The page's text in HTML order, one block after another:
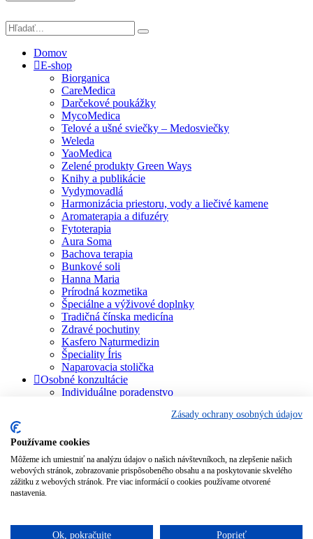
Domov
E-shop
Biorganica
CareMedica
Darčekové poukážky
MycoMedica
Telové a ušné sviečky – Medosviečky
Weleda
YaoMedica
Zelené produkty Green Ways
Knihy a publikácie
Vydymovadlá
Harmonizácia priestoru, vody a liečivé kamene
Aromaterapia a difuzéry
Fytoterapia
Aura Soma
Bachova terapia
Bunkové soli
Hanna Maria
Prírodná kozmetika
Špeciálne a výživové doplnky
Tradičná čínska medicína
Zdravé pochutiny
Kasfero Naturmedizin
Špeciality Íris
Naparovacia stolička
Osobné konzultácie
Individuálne poradenstvo
Aromaterapia
Homeopatia
Individuálna a partnerská numerológia
Numerológia – kľúč života
Blog
Zásady ochrany osobných údajov
Používame cookies
Môžeme ich umiestniť na analýzu údajov o našich návštevníkoch, na zlepšenie našich
webových stránok, zobrazovanie prispôsobeného obsahu a na poskytovanie skvelého
zážitku z webových stránok. Pre viac informácií o cookies používame otvorené
nastavenia.
Ok, pokračujte Poprieť